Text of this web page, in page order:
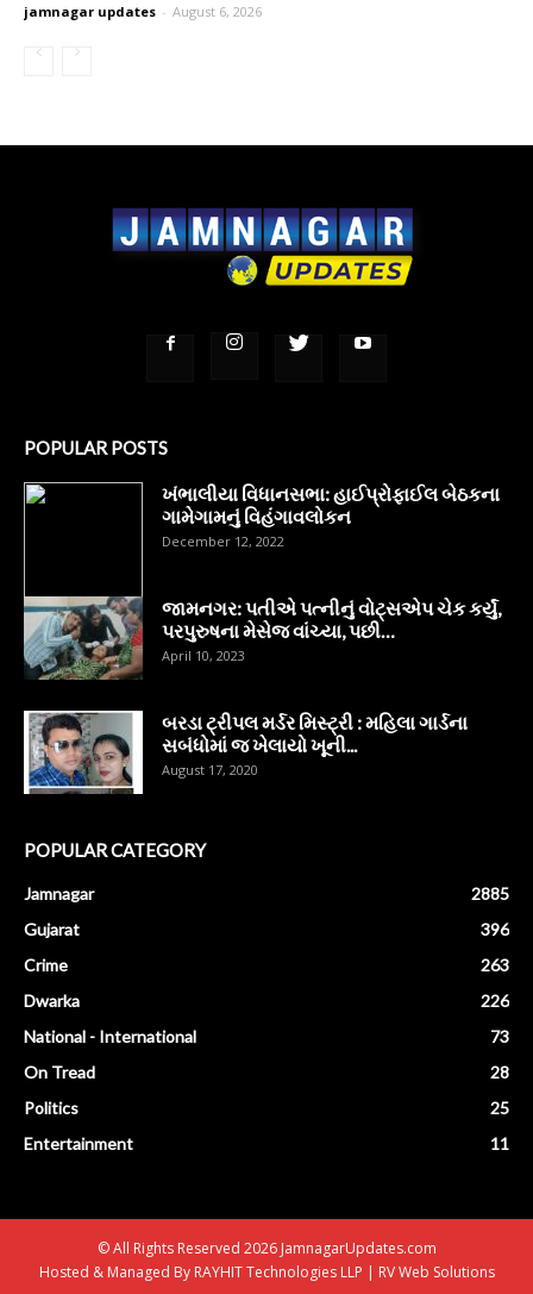
jamnagar updates - August 6, 2026
POPULAR POSTS
ખંભાલીયા વિધાનસભા: હાઈપ્રોફાઈલ બેઠકના
ગામેગામનું વિહંગાવલોકન
December 12, 2022
જામનગર: પતીએ પત્નીનું વોટ્સએપ ચેક કર્યું,
પરપુરુષના મેસેજ વાંચ્યા, પછી…
April 10, 2023
બરડા ટ્રીપલ મર્ડર મિસ્ટ્રી : મહિલા ગાર્ડના
સબંધોમાં જ ખેલાયો ખૂની...
August 17, 2020
POPULAR CATEGORY
Jamnagar
2885
Gujarat
396
Crime
263
Dwarka
226
National - International
73
On Tread
28
Politics
25
Entertainment
11
© All Rights Reserved 2026 JamnagarUpdates.com
Hosted & Managed By RAYHIT Technologies LLP | RV Web Solutions